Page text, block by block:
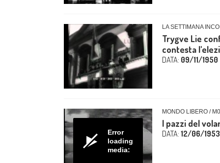
LA SETTIMANA
Trygve Lie
contesta
DATA: 09/11/1950
Error
loading
media:
MONDO LIBERO /
I pazzi del
DATA: 12/06/1953